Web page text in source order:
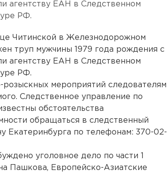
агентству ЕАН в Следственном
РФ.
Читинской в Железнодорожном
труп мужчины 1979 года рождения с
агентству ЕАН в Следственном
РФ.
мероприятий следователям
Следственное управление по
обстоятельства
обращаться в следственный
Екатеринбурга по телефонам: 370-02-
уголовное дело по части 1
Пашкова, Европейско-Азиатские